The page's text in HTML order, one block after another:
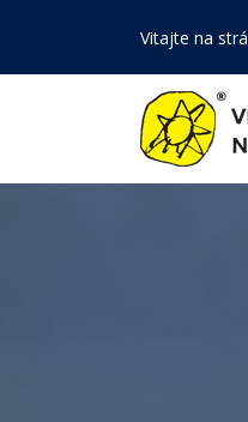
Vitajte na